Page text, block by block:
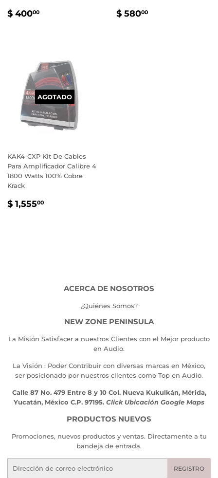
PRECIO
$ 40000 PRECIO
$ 58000
AGOTADO
KAK4-CXP Kit De Cables
Para Amplificador Calibre 4
1800 Watts 100% Cobre
Krack
PRECIO
$ 1,55500
ACERCA DE NOSOTROS
¿Quiénes Somos?
NEW ZONE PENINSULA
La Misión Satisfacer a nuestros Clientes con el Mejor producto
en Audio.
La Visión : Poder Contribuir con diversas marcas en México,
ser posicionado por nuestros clientes como Top en Audio.
Calle 87 No. 479 Entre 8 y 10 Col. Nueva Kukulkán, Mérida,
Yucatán, México C.P. 97195. Click Ubicación Google Maps
PRODUCTOS NUEVOS
Promociones, nuevos productos y ventas. Directamente a tu
bandeja de entrada.
REGISTRO